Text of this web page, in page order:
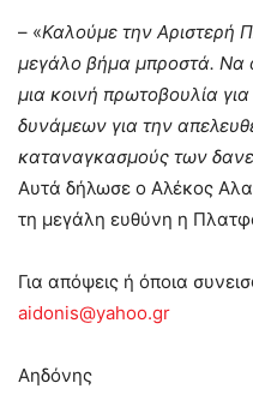
– «Καλούμε την Αριστερή
μεγάλο βήμα μπροστά. Να
μια κοινή πρωτοβουλία
δυνάμεων για την
καταναγκασμούς των
Αυτά δήλωσε ο Αλέκος
τη μεγάλη ευθύνη η
Για απόψεις ή όποια
aidonis@yahoo.gr
Αηδόνης